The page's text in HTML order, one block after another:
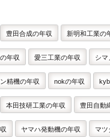
豊田合成の年収 新明和工業の
の年収 愛三工業の年収 シマ
ン精機の年収 nokの年収
本田技研工業の年収 豊田自動
収 ヤマハ発動機の年収 マツ